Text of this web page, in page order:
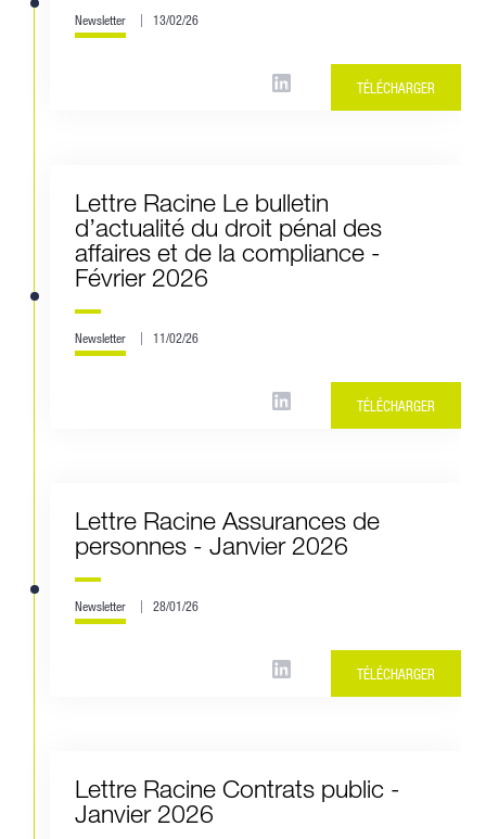
Newsletter 13/02/26
TÉLÉCHARGER
Lettre Racine Le bulletin
d’actualité du droit pénal des
affaires et de la compliance -
Février 2026
Newsletter 11/02/26
TÉLÉCHARGER
Lettre Racine Assurances de
personnes - Janvier 2026
Newsletter 28/01/26
TÉLÉCHARGER
Lettre Racine Contrats public -
Janvier 2026